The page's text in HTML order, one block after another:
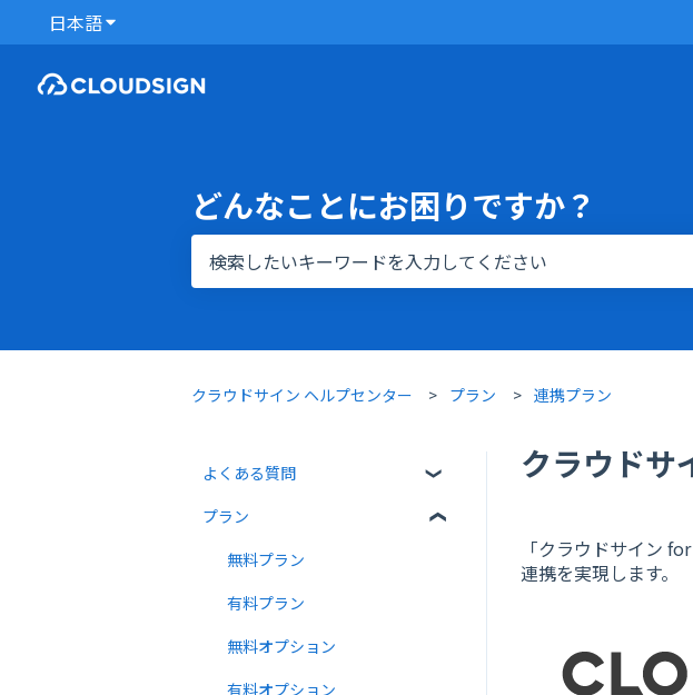
日本語翻訳のサブメニューを表示
どんなことにお困りですか？
クラウドサイン ヘルプセンター プラン 連携プラン
クラウドサ
「クラウドサイン
連携を実現します。
よくある質問
クラウドサインについて
書類について
操作方法について
通知メールについて
プラン
無料プラン
有料プラン
無料オプション
有料オプション